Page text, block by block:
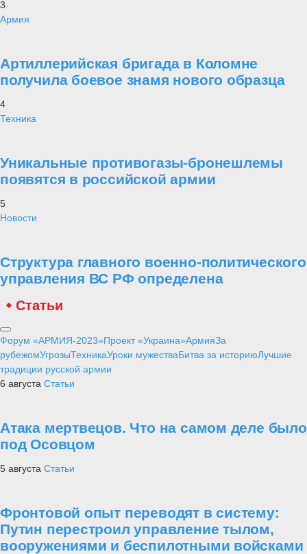
3
Армия
Артиллерийская бригада в Коломне
получила боевое знамя нового образца
4
Техника
Уникальные противогазы-бронешлемы
появятся в российской армии
5
Новости
Структура главного военно-политического
управления ВС РФ определена
Статьи
Форум «АРМИЯ-2023»Проект «Украина»АрмияЗа
рубежомУгрозыТехникаУроки мужестваБитва за историюЛучшие
традиции русской армии
6 августа Статьи
Атака мертвецов. Что на самом деле было
под Осовцом
5 августа Статьи
Фронтовой опыт переводят в систему:
Путин перестроил управление тылом,
вооружениями и беспилотными войсками